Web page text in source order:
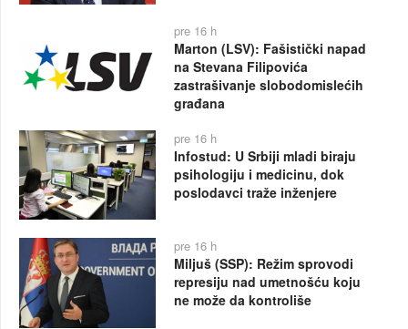
pre 16 h
Marton (LSV): Fašistički napad
na Stevana Filipovića
zastrašivanje slobodomislećih
građana
pre 16 h
Infostud: U Srbiji mladi biraju
psihologiju i medicinu, dok
poslodavci traže inženjere
pre 16 h
Miljuš (SSP): Režim sprovodi
represiju nad umetnošću koju
ne može da kontroliše